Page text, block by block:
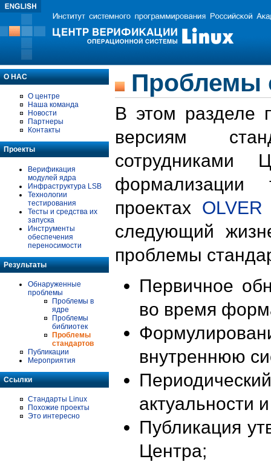
О НАС
О центре
Наша команда
Новости
Партнеры
Контакты
Проекты
Верификация
модулей ядра
Инфраструктура LSB
Технологии
тестирования
Тесты и средства их
запуска
Инструменты
обеспечения
переносимости
Результаты
Обнаруженные
проблемы
Проблемы в
ядре
Проблемы
библиотек
Проблемы
стандартов
Публикации
Мероприятия
Ссылки
Стандарты Linux
Похожие проекты
Это интересно
Проблемы
В этом разделе
версиям
формализации
проектах OLVER
следующий
проблемы
Первичное
во время
внутреннюю
актуальности
Публикация
Центра;